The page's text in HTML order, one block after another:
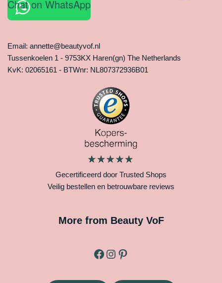
Chat on WhatsApp
Email: annette@beautyvof.nl
Tussenkoelen 1 - 9753KX Haren(gn) The Netherlands
KvK: 02065161 - BTWnr: NL807372936B01
Gecertificeerd door Trusted Shops
Veilig bestellen en betrouwbare reviews
More from Beauty VoF